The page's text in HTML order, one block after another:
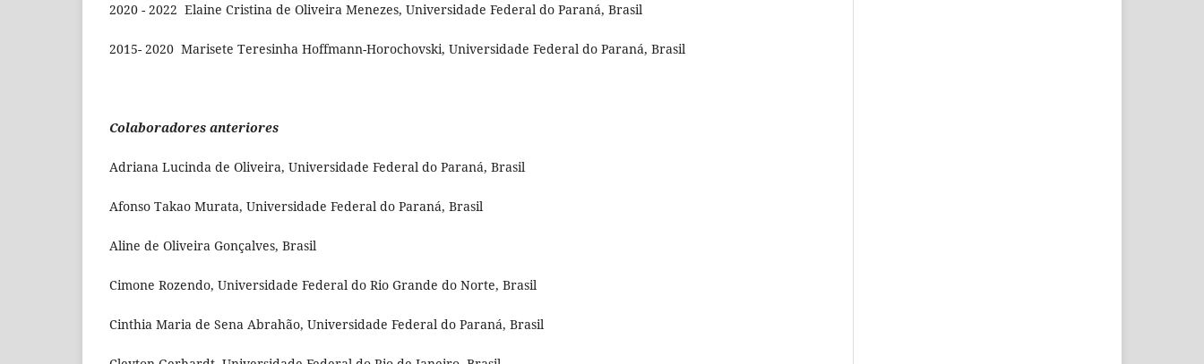
2020 - 2022 Elaine Cristina de Oliveira Menezes, Universidade Federal do Paraná, Brasil
2015- 2020 Marisete Teresinha Hoffmann-Horochovski, Universidade Federal do Paraná, Brasil
Colaboradores anteriores
Adriana Lucinda de Oliveira, Universidade Federal do Paraná, Brasil
Afonso Takao Murata, Universidade Federal do Paraná, Brasil
Aline de Oliveira Gonçalves, Brasil
Cimone Rozendo, Universidade Federal do Rio Grande do Norte, Brasil
Cinthia Maria de Sena Abrahão, Universidade Federal do Paraná, Brasil